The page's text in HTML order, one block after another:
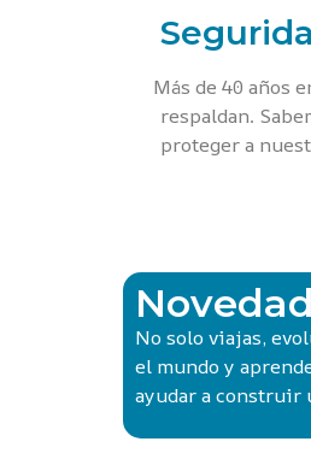
Más de 40 años
respaldan.
proteger a
No solo viajas,
el mundo y
ayudar a